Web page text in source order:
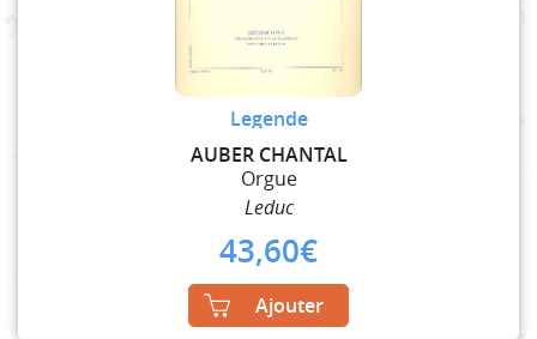
Legende
AUBER CHANTAL
Orgue
Leduc
43,60€
Ajouter